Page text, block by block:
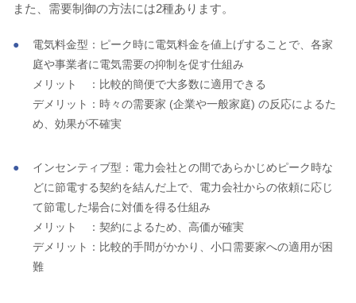
また、需要制御の方法には2種あります。
電気料金型：ピーク時に電気料金を値上げすることで、各家
庭や事業者に電気需要の抑制を促す仕組み
メリット ：比較的簡便で大多数に適用できる
デメリット：時々の需要家 (企業や一般家庭) の反応によるた
め、効果が不確実
インセンティブ型：電力会社との間であらかじめピーク時な
どに節電する契約を結んだ上で、電力会社からの依頼に応じ
て節電した場合に対価を得る仕組み
メリット ：契約によるため、高価が確実
デメリット：比較的手間がかかり、小口需要家への適用が困
難